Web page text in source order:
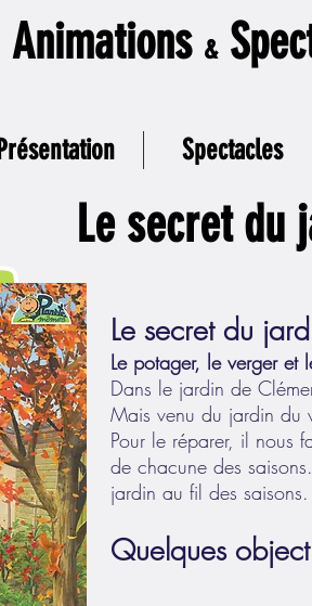
Animations &
Présentation Spectacles
Le secret du
Le secret du
Le potager, le verger et
Dans le jardin de
Mais venu du jardin du
Pour le réparer, il nous
de chacune des
jardin au fil des saisons.
Quelques